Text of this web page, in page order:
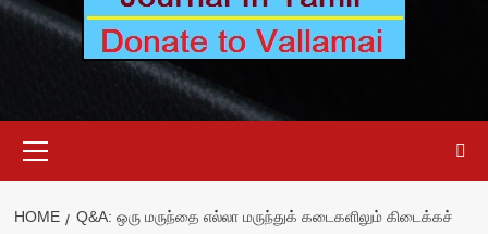
Menu
HOME
Q&A: ஒரு மருந்தை எல்லா மருந்துக் கடைகளிலும் கிடைக்கச்